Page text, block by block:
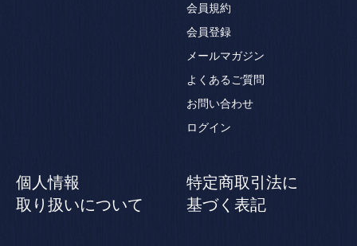
会員規約
会員登録
メールマガジン
よくあるご質問
お問い合わせ
ログイン
個人情報
取り扱いについて
特定商取引法に
基づく表記